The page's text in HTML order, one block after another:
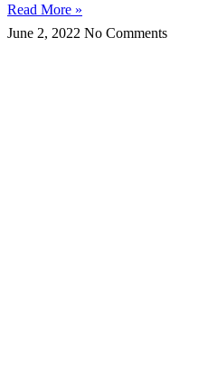
Read More »
June 2, 2022 No Comments